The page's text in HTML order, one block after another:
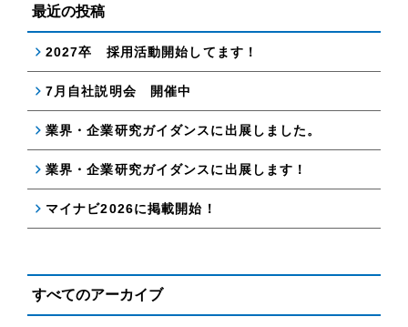
最近の投稿
2027卒 採用活動開始してます！
7月自社説明会 開催中
業界・企業研究ガイダンスに出展しました。
業界・企業研究ガイダンスに出展します！
マイナビ2026に掲載開始！
すべてのアーカイブ